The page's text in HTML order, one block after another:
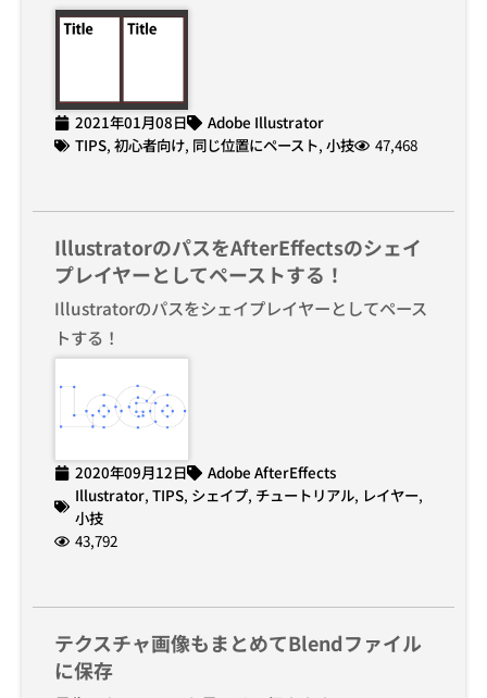
2021年01月08日
Adobe Illustrator
TIPS, 初心者向け, 同じ位置にペースト, 小技 47,468
IllustratorのパスをAfterEffectsのシェイ
プレイヤーとしてペーストする！
Illustratorのパスをシェイプレイヤーとしてペース
トする！
2020年09月12日
Adobe AfterEffects
Illustrator, TIPS, シェイプ, チュートリアル, レイヤー,
小技
43,792
テクスチャ画像もまとめてBlendファイル
に保存